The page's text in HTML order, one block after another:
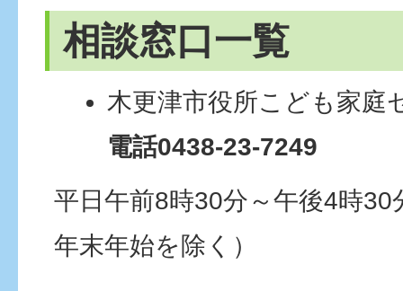
相談窓口一覧
木更津市役所こども家庭
電話0438-23-7249
平日午前8時30分～午後4時30
年末年始を除く）